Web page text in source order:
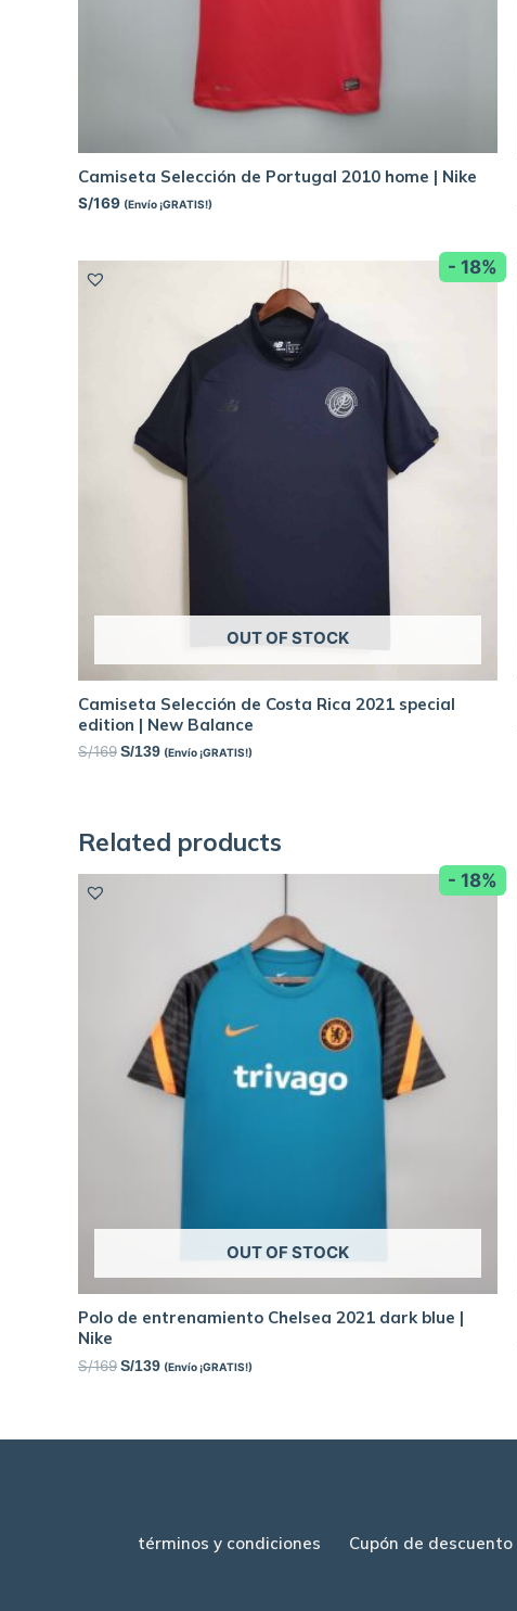
Camiseta Selección de Portugal 2010 home | Nike
S/169 (Envío ¡GRATIS!)
- 18%
OUT OF STOCK
Camiseta Selección de Costa Rica 2021 special
edition | New Balance
S/169 S/139 (Envío ¡GRATIS!)
Related products
- 18%
OUT OF STOCK
Polo de entrenamiento Chelsea 2021 dark blue |
Nike
S/169 S/139 (Envío ¡GRATIS!)
términos y condiciones Cupón de descuento